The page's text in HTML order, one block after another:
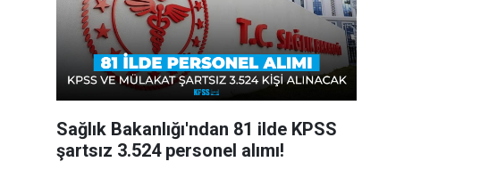
Sağlık Bakanlığı'ndan 81 ilde KPSS
şartsız 3.524 personel alımı!